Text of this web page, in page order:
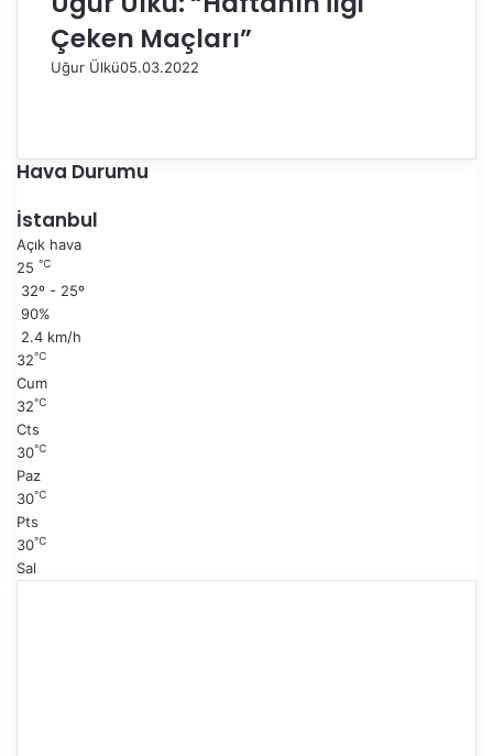
Çeken Maçları”
Uğur Ülkü05.03.2022
e
k
s
a
n
k
i
f
Hava Durumu
İstanbul
Açık hava
25 ℃
32º - 25º
90%
2.4 km/h
32℃
Cum
32℃
Cts
30℃
Paz
30℃
Pts
30℃
Sal